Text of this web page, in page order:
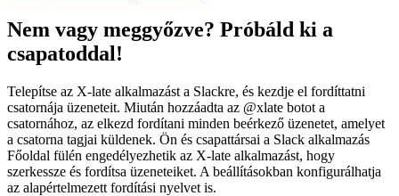
Nem vagy meggyőzve? Próbáld ki a
csapatoddal!
Telepítse az X-late alkalmazást a Slackre, és kezdje el fordíttatni
csatornája üzeneteit. Miután hozzáadta az @xlate botot a
csatornához, az elkezd fordítani minden beérkező üzenetet, amelyet
a csatorna tagjai küldenek. Ön és csapattársai a Slack alkalmazás
Főoldal fülén engedélyezhetik az X-late alkalmazást, hogy
szerkessze és fordítsa üzeneteiket. A beállításokban konfigurálhatja
az alapértelmezett fordítási nyelvet is.